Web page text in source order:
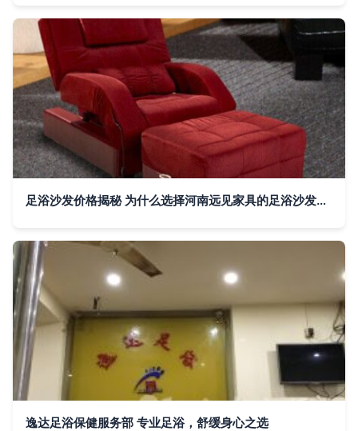
足浴沙发价格揭秘 为什么选择河南远见家具的足浴沙发更划算？
逸达足浴保健服务部 专业足浴，舒缓身心之选